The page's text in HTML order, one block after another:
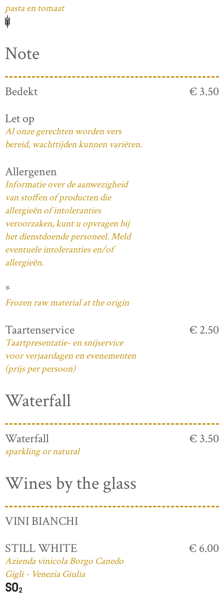
pasta en tomaat
Note
Bedekt
€ 3.50
Let op
Al onze gerechten worden vers
bereid, wachttijden kunnen variëren.
Allergenen
Informatie over de aanwezigheid
van stoffen of producten die
allergieën of intoleranties
veroorzaken, kunt u opvragen bij
het dienstdoende personeel. Meld
eventuele intoleranties en/of
allergieën.
*
Frozen raw material at the origin
Taartenservice
Taartpresentatie- en snijservice
voor verjaardagen en evenementen
(prijs per persoon)
€ 2.50
Waterfall
Waterfall
sparkling or natural
€ 3.50
Wines by the glass
VINI BIANCHI
STILL WHITE
Azienda vinicola Borgo Canedo
Gigli - Venezia Giulia
€ 6.00